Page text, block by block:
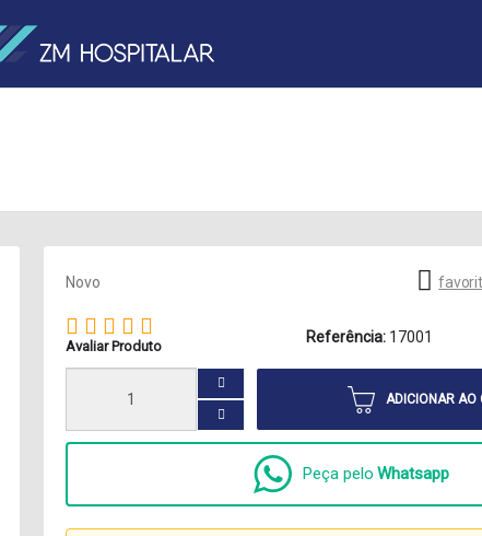
Novo
Avaliar Produto
Referência: 17001
ADICIONAR AO
Peça pelo Whatsapp